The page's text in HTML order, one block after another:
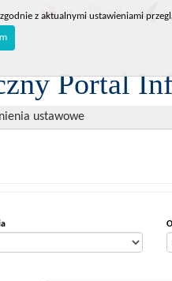
BIP RPL
Portal
ustawowe
z aktualnymi ustawieniami